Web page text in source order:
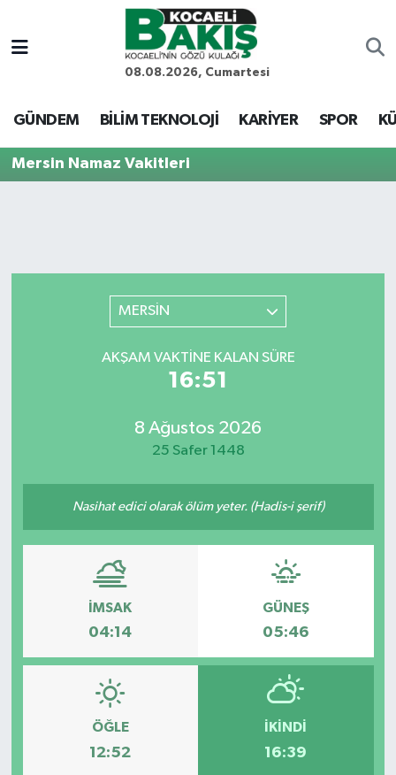
08.08.2026, Cumartesi
GÜNDEM BİLİM TEKNOLOJİ KARİYER SPOR
Mersin Namaz Vakitleri
MERSİN
AKŞAM VAKTINE KALAN SÜRE
16:51
8 Ağustos 2026
25 Safer 1448
Nasihat edici olarak ölüm yeter. (Hadis-i şerif)
İMSAK
04:14
GÜNEŞ
05:46
ÖĞLE
12:52
İKINDI
16:39
Kocaeli Nöbetçi Eczaneler
Kocaeli Hava Durumu
Kocaeli Trafik Yoğunluk Haritası
Son Dakika Haberleri